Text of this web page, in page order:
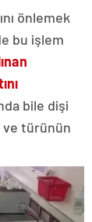
önlemek
bu işlem
bile dişi
ve türünün